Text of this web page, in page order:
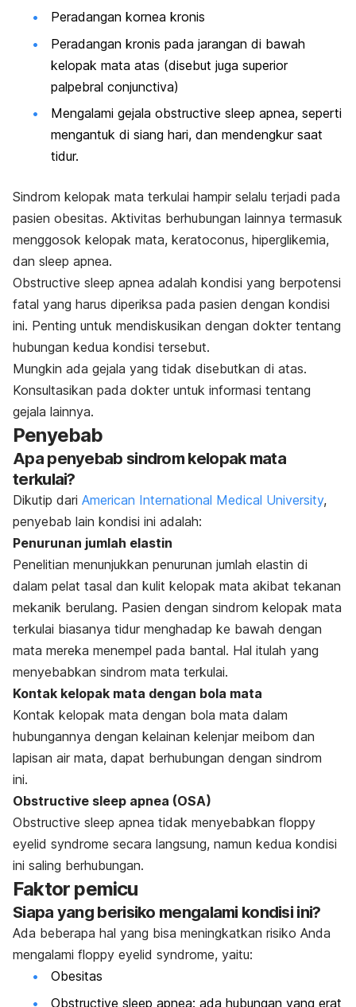
Peradangan kornea kronis
Peradangan kronis pada jarangan di bawah
kelopak mata atas (disebut juga superior
palpebral conjunctiva)
Mengalami gejala obstructive sleep apnea, seperti
mengantuk di siang hari, dan mendengkur saat
tidur.
Sindrom kelopak mata terkulai hampir selalu terjadi pada
pasien obesitas. Aktivitas berhubungan lainnya termasuk
menggosok kelopak mata, keratoconus, hiperglikemia,
dan sleep apnea.
Obstructive sleep apnea adalah kondisi yang berpotensi
fatal yang harus diperiksa pada pasien dengan kondisi
ini. Penting untuk mendiskusikan dengan dokter tentang
hubungan kedua kondisi tersebut.
Mungkin ada gejala yang tidak disebutkan di atas.
Konsultasikan pada dokter untuk informasi tentang
gejala lainnya.
Penyebab
Apa penyebab sindrom kelopak mata
terkulai?
Dikutip dari American International Medical University,
penyebab lain kondisi ini adalah:
Penurunan jumlah elastin
Penelitian menunjukkan penurunan jumlah elastin di
dalam pelat tasal dan kulit kelopak mata akibat tekanan
mekanik berulang. Pasien dengan sindrom kelopak mata
terkulai biasanya tidur menghadap ke bawah dengan
mata mereka menempel pada bantal. Hal itulah yang
menyebabkan sindrom mata terkulai.
Kontak kelopak mata dengan bola mata
Kontak kelopak mata dengan bola mata dalam
hubungannya dengan kelainan kelenjar meibom dan
lapisan air mata, dapat berhubungan dengan sindrom
ini.
Obstructive sleep apnea (OSA)
Obstructive sleep apnea tidak menyebabkan floppy
eyelid syndrome secara langsung, namun kedua kondisi
ini saling berhubungan.
Faktor pemicu
Siapa yang berisiko mengalami kondisi ini?
Ada beberapa hal yang bisa meningkatkan risiko Anda
mengalami floppy eyelid syndrome, yaitu:
Obesitas
Obstructive sleep apnea: ada hubungan yang erat